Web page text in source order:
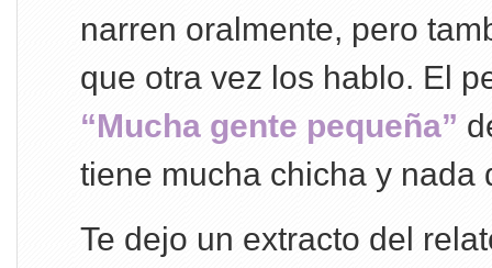
narren oralmente, pero
que otra vez los hablo. El
“Mucha gente pequeña”
tiene mucha chicha y nada
Te dejo un extracto del